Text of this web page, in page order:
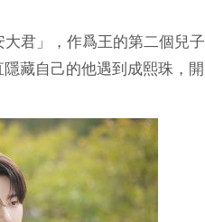
君」，作爲王的第二個兒子
藏自己的他遇到成熙珠，開